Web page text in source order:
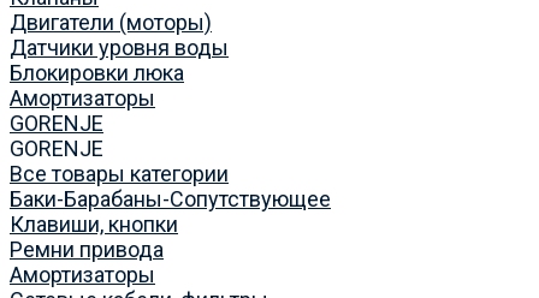
Двигатели (моторы)
Датчики уровня воды
Блокировки люка
Амортизаторы
GORENJE
GORENJE
Все товары категории
Баки-Барабаны-Сопутствующее
Клавиши, кнопки
Ремни привода
Амортизаторы